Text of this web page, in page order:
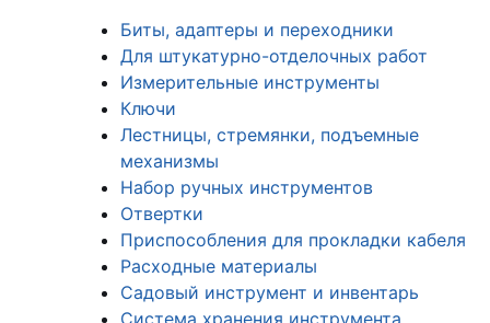
Биты, адаптеры и переходники
Для штукатурно-отделочных работ
Измерительные инструменты
Ключи
Лестницы, стремянки, подъемные
механизмы
Набор ручных инструментов
Отвертки
Приспособления для прокладки кабеля
Расходные материалы
Садовый инструмент и инвентарь
Система хранения инструмента